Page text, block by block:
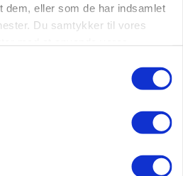
dem, eller som de har indsamlet
Du samtykker til vores
mod ny
ny gødskningslov: Sådan